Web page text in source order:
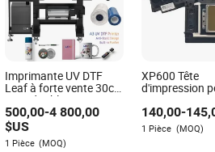
d'impression moi-même ?
des têtes d'impression puisse
manière indépendante, il est
manuel de votre imprimante ou
d'un professionnel pour éviter
Imprimante UV DTF
Leaf à forte vente 30cm
avec double XP600
pour porte-clés en
plastique, trophées,
coupe
500,00-4 800,00
$US
1 Pièce (MOQ)
XP600 Tête
d'impression
Encre UV
jet d'encre
pièces
140,00-
1 Pièce (MOQ)